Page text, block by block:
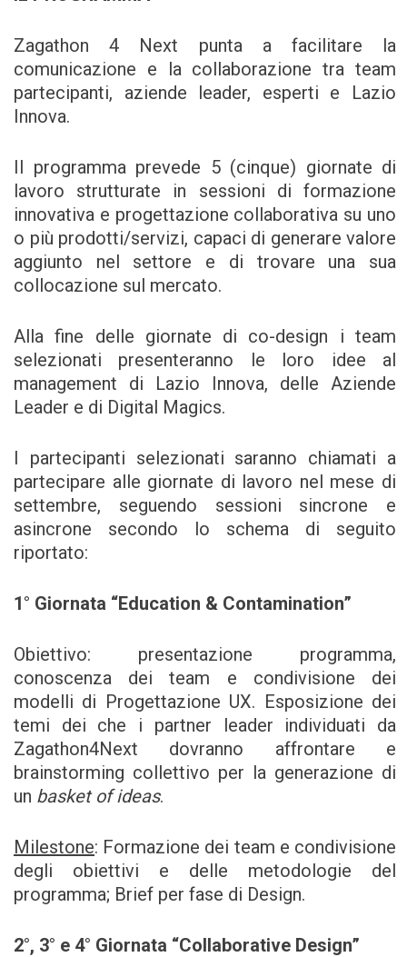
Zagathon 4 Next punta a facilitare la
comunicazione e la collaborazione tra team
partecipanti, aziende leader, esperti e Lazio
Innova.
Il programma prevede 5 (cinque) giornate di
lavoro strutturate in sessioni di formazione
innovativa e progettazione collaborativa su uno
o più prodotti/servizi, capaci di generare valore
aggiunto nel settore e di trovare una sua
collocazione sul mercato.
Alla fine delle giornate di co-design i team
selezionati presenteranno le loro idee al
management di Lazio Innova, delle Aziende
Leader e di Digital Magics.
I partecipanti selezionati saranno chiamati a
partecipare alle giornate di lavoro nel mese di
settembre, seguendo sessioni sincrone e
asincrone secondo lo schema di seguito
riportato:
1° Giornata “Education & Contamination”
Obiettivo: presentazione programma,
conoscenza dei team e condivisione dei
modelli di Progettazione UX. Esposizione dei
temi dei che i partner leader individuati da
Zagathon4Next dovranno affrontare e
brainstorming collettivo per la generazione di
un basket of ideas.
Milestone: Formazione dei team e condivisione
degli obiettivi e delle metodologie del
programma; Brief per fase di Design.
2°, 3° e 4° Giornata “Collaborative Design”